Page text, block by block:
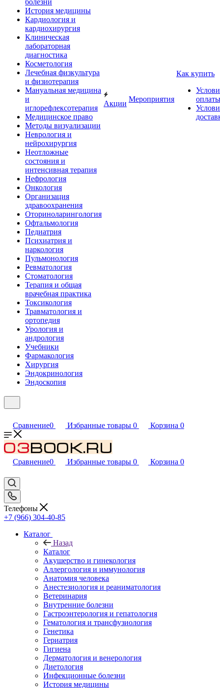
болезни
История медицины
Кардиология и
кардиохирургия
Клиническая
лабораторная
диагностика
Косметология
Лечебная физкультура
и физиотерапия
Мануальная медицина
и
иглорефлексотерапия
Медицинское право
Методы визуализации
Неврология и
нейрохирургия
Неотложные
состояния и
интенсивная терапия
Нефрология
Онкология
Организация
здравоохранения
Оториноларингология
Офтальмология
Педиатрия
Психиатрия и
наркология
Пульмонология
Ревматология
Стоматология
Терапия и общая
врачебная практика
Токсикология
Травматология и
ортопедия
Урология и
андрология
Учебники
Фармакология
Хирургия
Эндокринология
Эндоскопия
Акции
Мероприятия
Как купить
оплаты
Сравнение0 Избранные товары 0 Корзина 0
Сравнение0 Избранные товары 0 Корзина 0
Телефоны
+7 (966) 304-40-85
Каталог
Назад
Каталог
Акушерство и гинекология
Аллергология и иммунология
Анатомия человека
Анестезиология и реаниматология
Ветеринария
Внутренние болезни
Гастроэнтерология и гепатология
Гематология и трансфузиология
Генетика
Гериатрия
Гигиена
Дерматология и венерология
Диетология
Инфекционные болезни
История медицины